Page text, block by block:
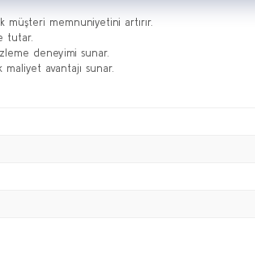
müşteri memnuniyetini artırır.
tutar.
deneyimi sunar.
avantajı sunar.